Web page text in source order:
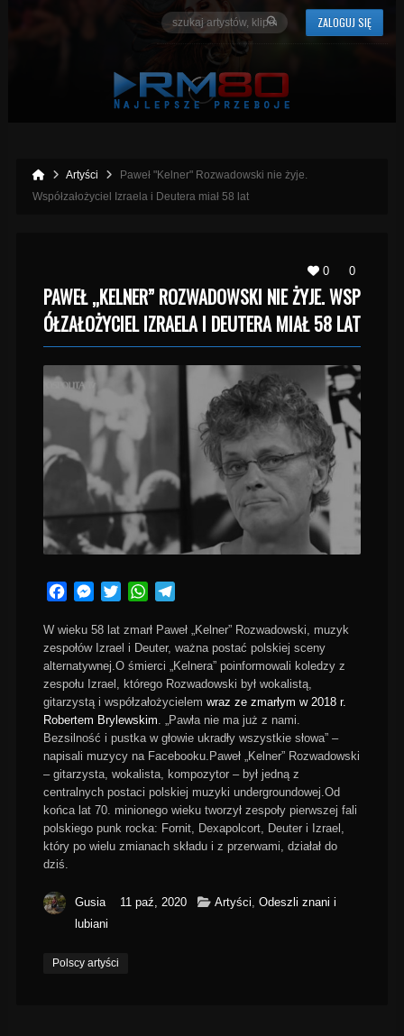
ZALOGUJ SIĘ
Artyści
Paweł "Kelner" Rozwadowski nie żyje.
Współzałożyciel Izraela i Deutera miał 58 lat
0 0
PAWEŁ „KELNER” ROZWADOWSKI NIE ŻYJE. WSP
ÓŁZAŁOŻYCIEL IZRAELA I DEUTERA MIAŁ 58 LAT
FacebookMessenger
TwitterWhatsApp
W wieku 58 lat zmarł Paweł „Kelner” Rozwadowski, muzyk
zespołów Izrael i Deuter, ważna postać polskiej sceny
alternatywnej.O śmierci „Kelnera” poinformowali koledzy z
zespołu Izrael, którego Rozwadowski był wokalistą,
gitarzystą i współzałożycielem wraz ze zmarłym w 2018 r.
Robertem Brylewskim. „Pawła nie ma już z nami.
Bezsilność i pustka w głowie ukradły wszystkie słowa” –
napisali muzycy na Facebooku.Paweł „Kelner” Rozwadowski
– gitarzysta, wokalista, kompozytor – był jedną z
centralnych postaci polskiej muzyki undergroundowej.Od
końca lat 70. minionego wieku tworzył zespoły pierwszej fali
polskiego punk rocka: Fornit, Dexapolcort, Deuter i Izrael,
który po wielu zmianach składu i z przerwami, działał do
dziś.
Gusia 11 paź, 2020 Artyści, Odeszli znani i
lubiani
Polscy artyści